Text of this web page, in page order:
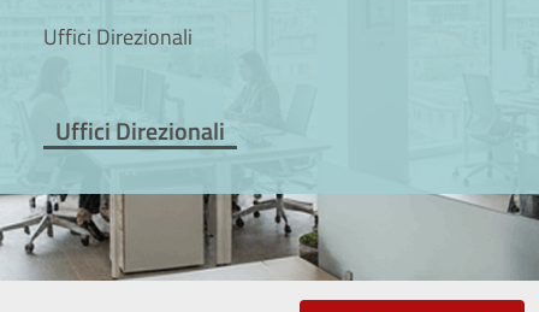
Uffici Direzionali
Uffici Direzionali